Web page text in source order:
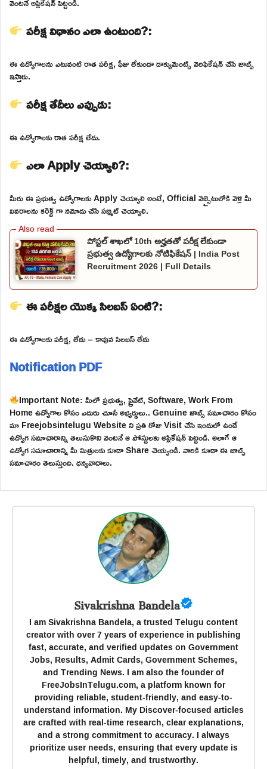
పరీక్ష విధానం ఎలా ఉంటుంది?:
ఈ ఉద్యోగాలను ఎటువంటి రాత పరీక్ష, ఫీజు లేకుండా డాక్యుమెంట్స్ వెరిఫికేషన్ చేసి జాబ్స్
ఇస్తారు.
పరీక్ష తేదీలు ఎప్పుడు:
ఈ ఉద్యోగాలకు రాత పరీక్ష లేదు.
ఎలా Apply చెయ్యాలి?:
మీరు ఈ ప్రభుత్వ ఉద్యోగాలకు Apply చెయ్యాలి అంటే, Official వెబ్సైటులోకి వెళ్లి మీ
వివరాలను కరెక్ట్ గా నమోదు చేసి సబ్మిట్ చెయ్యాలి.
పోస్టల్ శాఖలో 10th అర్హతతో పరీక్ష లేకుండా
ప్రభుత్వ ఉద్యోగాలకు నోటిఫికేషన్ | India Post
Recruitment 2026 | Full Details
ఈ పరీక్షల యొక్క సిలబస్ ఏంటి?:
ఈ ఉద్యోగాలకు పరీక్ష, లేదు – కావున సిలబస్ లేదు
Notification PDF
Important Note: మీలో ప్రభుత్వ, ప్రైవేట్, Software, Work From
Home ఉద్యోగాల కోసం ఎదురు చూసే అభ్యర్థులు.. Genuine జాబ్స్ సమాచారం కోసం
మా Freejobsintelugu Website ని ప్రతి రోజు Visit చేసి ఇందులో ఉండే
ఉద్యోగ సమాచారాన్ని తెలుసుకొని వెంటనే ఆ పోస్టులకు అప్లికేషన్ పెట్టండి. అలాగే ఆ
ఉద్యోగ సమాచారాన్ని మీ మిత్రులకు కూడా Share చెయ్యండి. వారికి కూడా ఈ జాబ్స్
సమాచారం తెలుస్తుంది. ధన్యవాదాలు.
Sivakrishna Bandela
I am Sivakrishna Bandela, a trusted Telugu content
creator with over 7 years of experience in publishing
fast, accurate, and verified updates on Government
Jobs, Results, Admit Cards, Government Schemes,
and Trending News. I am also the founder of
FreeJobsInTelugu.com, a platform known for
providing reliable, student-friendly, and easy-to-
understand information. My Discover-focused articles
are crafted with real-time research, clear explanations,
and a strong commitment to accuracy. I always
prioritize user needs, ensuring that every update is
helpful, timely, and trustworthy.